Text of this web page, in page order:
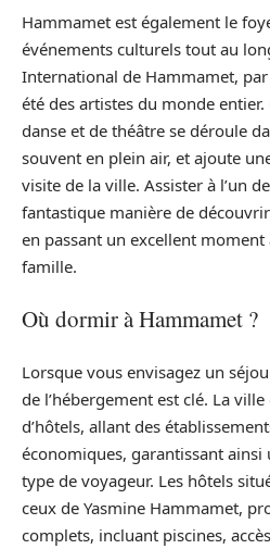
Hammamet est également le
événements culturels tout au
International de Hammamet,
été des artistes du monde
danse et de théâtre se déroule
souvent en plein air, et ajoute
visite de la ville. Assister à l’un
fantastique manière de
en passant un excellent moment
famille.
Où dormir à Hammamet ?
Lorsque vous envisagez un
de l’hébergement est clé. La
d’hôtels, allant des
économiques, garantissant
type de voyageur. Les hôtels
ceux de Yasmine Hammamet,
complets, incluant piscines,